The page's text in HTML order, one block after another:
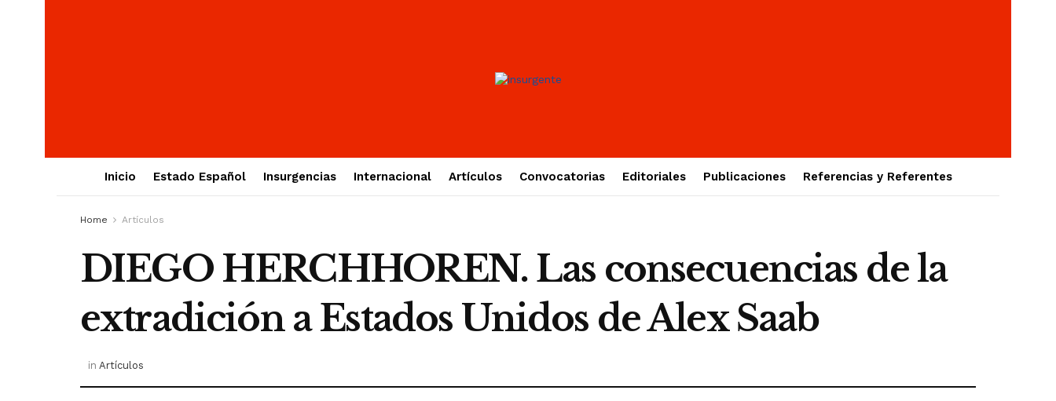
Inicio Estado Español Insurgencias Internacional Artículos Convocatorias Editoriales Publicaciones Referencias y Referentes
Home Artículos
DIEGO HERCHHOREN. Las consecuencias de la
extradición a Estados Unidos de Alex Saab
in Artículos